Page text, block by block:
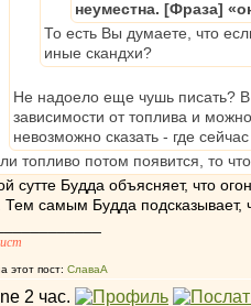
неуместна. [Фраза]
То есть Вы думаете, что
иные скандхи?
Не надоело еще чушь писать? В
зависимости от топлива и
невозможно сказать - где
топливо потом появится, то
сутте Будда объясняет, что
Тем самым Будда подсказывает,
этот пост: СлаваА